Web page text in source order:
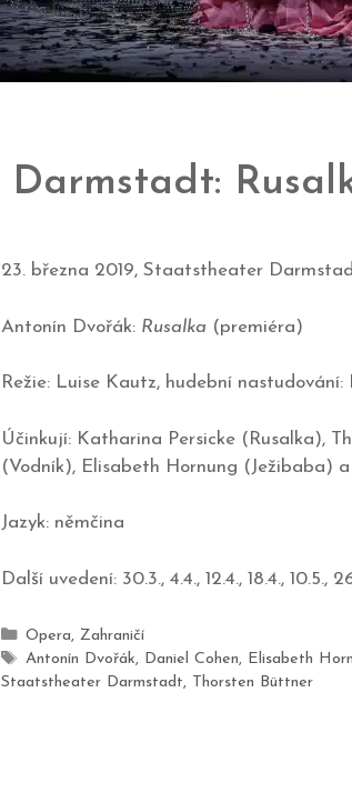
Darmstadt:
23. března 2019, Staatstheater
Antonín Dvořák: Rusalka (premiéra)
Režie: Luise Kautz, hudební nastudování:
Účinkují: Katharina Persicke (Rusalka),
(Vodník), Elisabeth Hornung (Ježibaba)
Jazyk: němčina
Další uvedení: 30.3., 4.4., 12.4., 18.4., 10.5.,
Opera, Zahraničí
Antonín Dvořák, Daniel Cohen, Elisabeth
Staatstheater Darmstadt, Thorsten Büttner